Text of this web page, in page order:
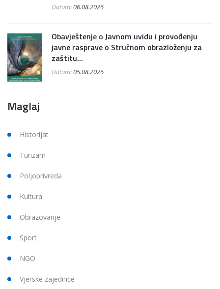
Datum:06.08.2026
Obavještenje o Javnom uvidu i provođenju
javne rasprave o Stručnom obrazloženju za
zaštitu...
Datum:05.08.2026
Maglaj
Historijat
Turizam
Poljoprivreda
Kultura
Obrazovanje
Sport
NGO
Vjerske zajednice